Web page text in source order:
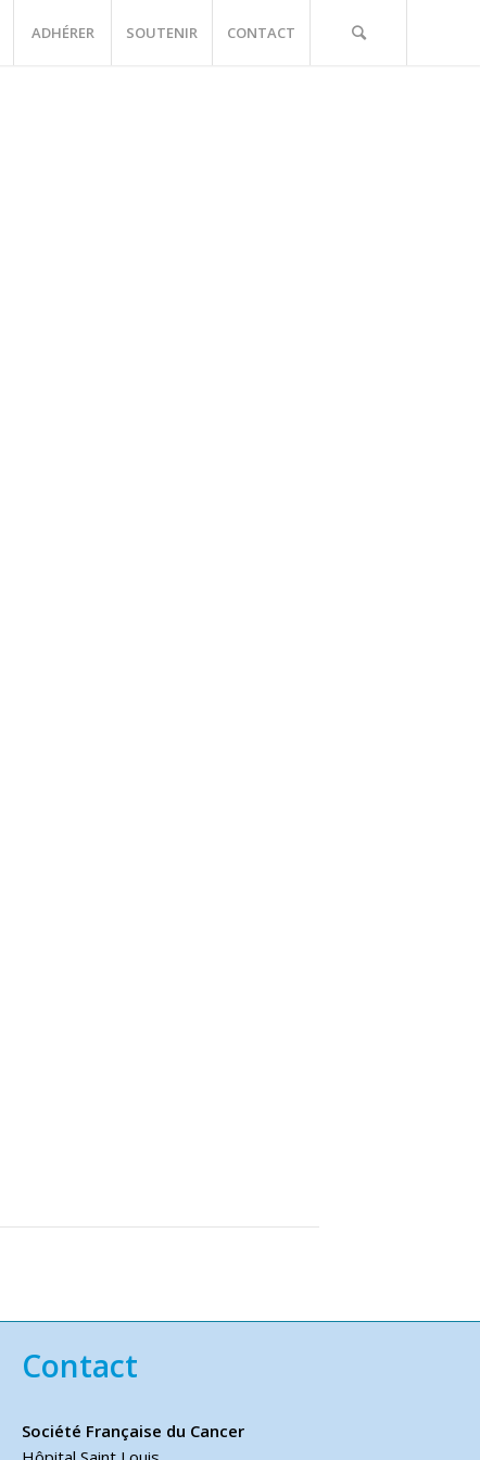
ADHÉRER SOUTENIR CONTACT
Contact
Société Française du Cancer